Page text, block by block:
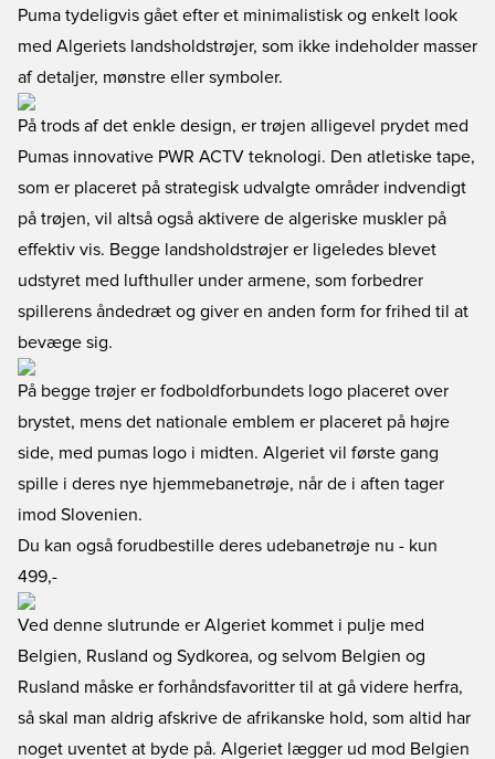
Puma tydeligvis gået efter et minimalistisk og enkelt look
med Algeriets landsholdstrøjer, som ikke indeholder masser
af detaljer, mønstre eller symboler.
På trods af det enkle design, er trøjen alligevel prydet med
Pumas innovative PWR ACTV teknologi. Den atletiske tape,
som er placeret på strategisk udvalgte områder indvendigt
på trøjen, vil altså også aktivere de algeriske muskler på
effektiv vis. Begge landsholdstrøjer er ligeledes blevet
udstyret med lufthuller under armene, som forbedrer
spillerens åndedræt og giver en anden form for frihed til at
bevæge sig.
På begge trøjer er fodboldforbundets logo placeret over
brystet, mens det nationale emblem er placeret på højre
side, med pumas logo i midten. Algeriet vil første gang
spille i deres nye hjemmebanetrøje, når de i aften tager
imod Slovenien.
Du kan også forudbestille deres udebanetrøje nu - kun
499,-
Ved denne slutrunde er Algeriet kommet i pulje med
Belgien, Rusland og Sydkorea, og selvom Belgien og
Rusland måske er forhåndsfavoritter til at gå videre herfra,
så skal man aldrig afskrive de afrikanske hold, som altid har
noget uventet at byde på. Algeriet lægger ud mod Belgien